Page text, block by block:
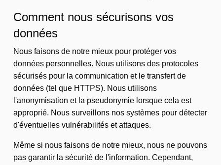
Comment nous sécurisons vos
données
Nous faisons de notre mieux pour protéger vos
données personnelles. Nous utilisons des protocoles
sécurisés pour la communication et le transfert de
données (tel que HTTPS). Nous utilisons
l'anonymisation et la pseudonymie lorsque cela est
approprié. Nous surveillons nos systèmes pour détecter
d'éventuelles vulnérabilités et attaques.
Même si nous faisons de notre mieux, nous ne pouvons
pas garantir la sécurité de l'information. Cependant,